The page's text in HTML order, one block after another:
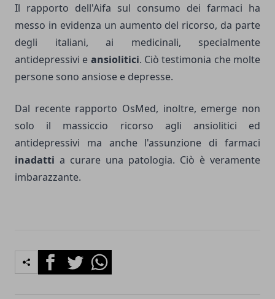
Il rapporto dell'Aifa sul consumo dei farmaci ha
messo in evidenza un aumento del ricorso, da parte
degli italiani, ai medicinali, specialmente
antidepressivi e ansiolitici. Ciò testimonia che molte
persone sono ansiose e depresse.
Dal recente rapporto OsMed, inoltre, emerge non
solo il massiccio ricorso agli ansiolitici ed
antidepressivi ma anche l'assunzione di farmaci
inadatti a curare una patologia. Ciò è veramente
imbarazzante.
FacebookTwitterWhatsapp